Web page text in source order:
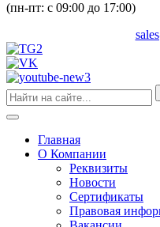
(пн-пт: с 09:00 до 17:00)
Главная
О Компании
Реквизиты
Новости
Сертификаты
Правовая